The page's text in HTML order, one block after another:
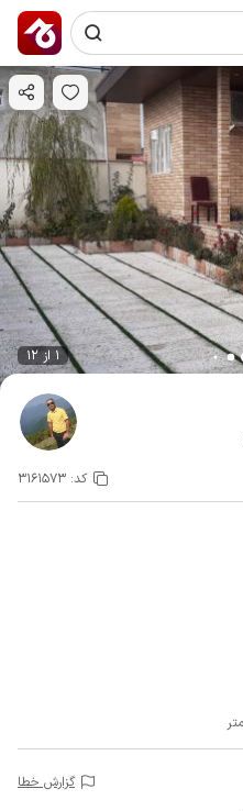
1 از 12
کد: 3161573
گزارش خطا